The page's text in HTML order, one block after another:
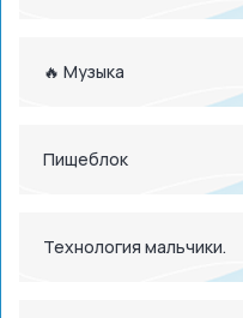
🔥 Музыка
Пищеблок
Технология мальчики.